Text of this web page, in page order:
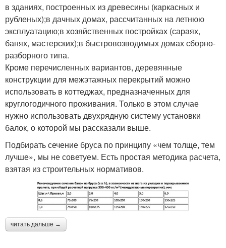
в зданиях, построенных из древесины (каркасных и
рубленых);в дачных домах, рассчитанных на летнюю
эксплуатацию;в хозяйственных постройках (сараях,
банях, мастерских);в быстровозводимых домах сборно-
разборного типа.
Кроме перечисленных вариантов, деревянные
конструкции для межэтажных перекрытий можно
использовать в коттеджах, предназначенных для
круглогодичного проживания. Только в этом случае
нужно использовать двухрядную систему установки
балок, о которой мы рассказали выше.
Подбирать сечение бруса по принципу «чем толще, тем
лучше», мы не советуем. Есть простая методика расчета,
взятая из строительных нормативов.
читать дальше →